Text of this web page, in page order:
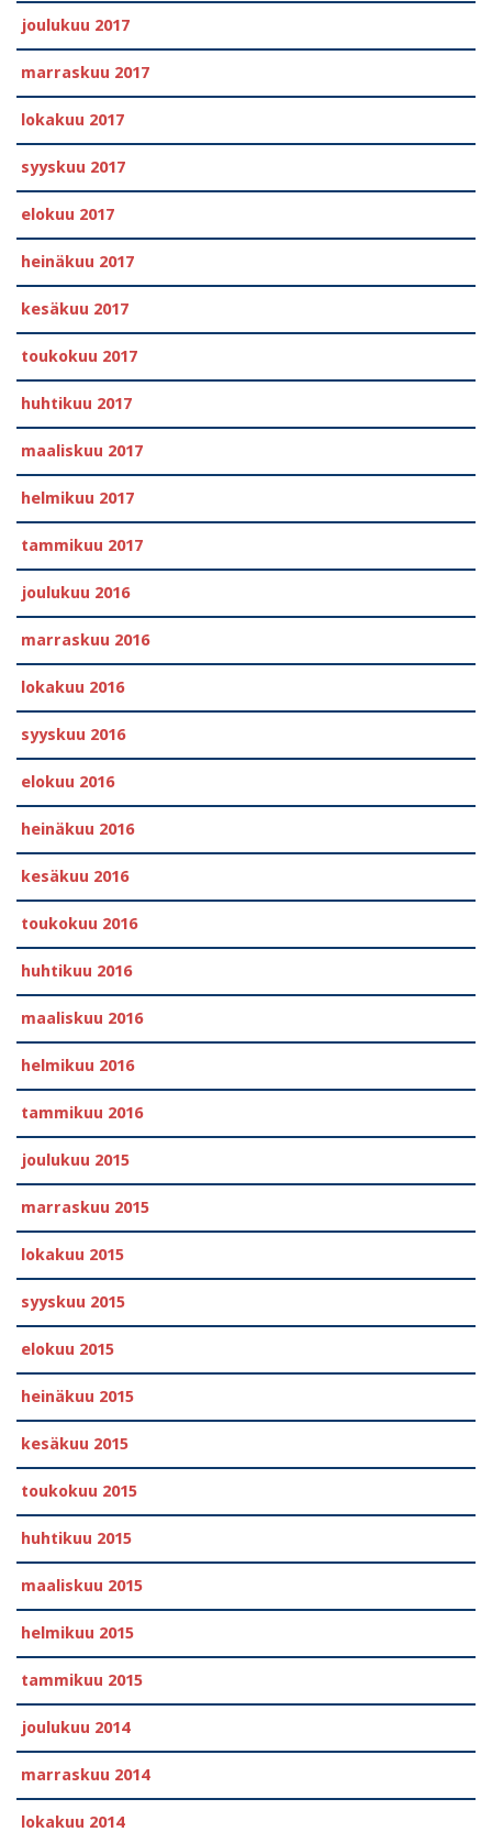
joulukuu 2017
marraskuu 2017
lokakuu 2017
syyskuu 2017
elokuu 2017
heinäkuu 2017
kesäkuu 2017
toukokuu 2017
huhtikuu 2017
maaliskuu 2017
helmikuu 2017
tammikuu 2017
joulukuu 2016
marraskuu 2016
lokakuu 2016
syyskuu 2016
elokuu 2016
heinäkuu 2016
kesäkuu 2016
toukokuu 2016
huhtikuu 2016
maaliskuu 2016
helmikuu 2016
tammikuu 2016
joulukuu 2015
marraskuu 2015
lokakuu 2015
syyskuu 2015
elokuu 2015
heinäkuu 2015
kesäkuu 2015
toukokuu 2015
huhtikuu 2015
maaliskuu 2015
helmikuu 2015
tammikuu 2015
joulukuu 2014
marraskuu 2014
lokakuu 2014